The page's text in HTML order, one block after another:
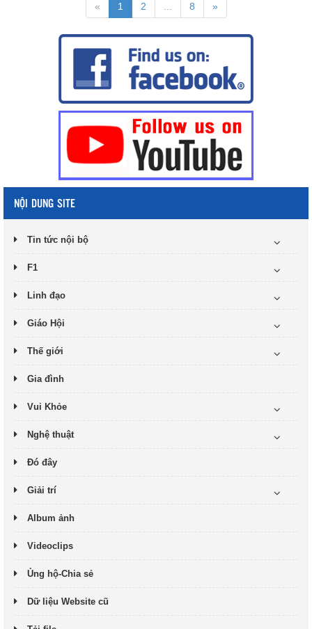
« 1 2 ... 8 »
NỘI DUNG SITE
Tin tức nội bộ
F1
Linh đạo
Giáo Hội
Thế giới
Gia đình
Vui Khỏe
Nghệ thuật
Đó đây
Giải trí
Album ảnh
Videoclips
Ủng hộ-Chia sẻ
Dữ liệu Website cũ